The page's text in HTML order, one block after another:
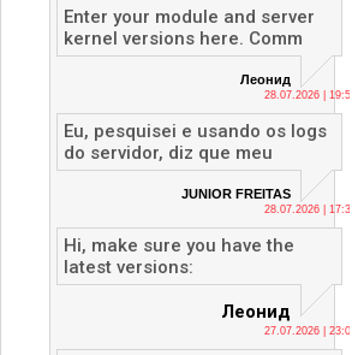
Enter your module and server
kernel versions here. Comm
Леонид
28.07.2026 | 19:53
Eu, pesquisei e usando os logs
do servidor, diz que meu
JUNIOR FREITAS
28.07.2026 | 17:36
Hi, make sure you have the
latest versions:
Леонид
27.07.2026 | 23:04